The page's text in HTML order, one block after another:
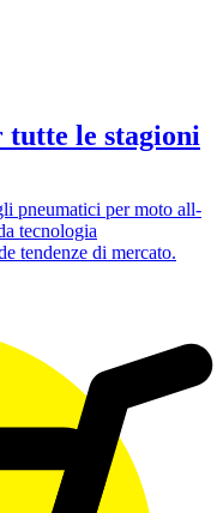
tutte le stagioni
pneumatici per moto all-
tecnologia
tendenze di mercato.